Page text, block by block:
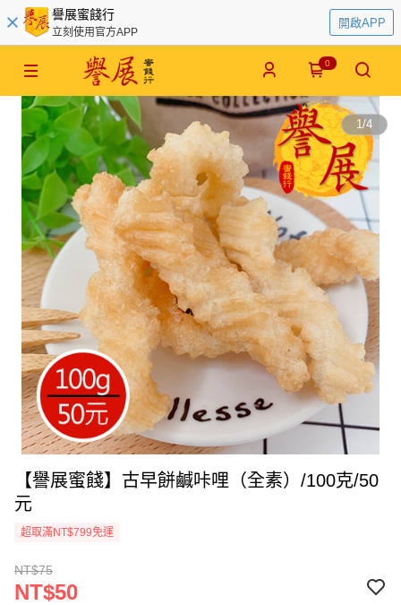
譽展蜜餞行
立刻使用官方APP
開啟APP
0
1/4
【譽展蜜餞】古早餅鹹咔哩（全素）/100克/50
元
超取滿NT$799免運
NT$75
NT$50